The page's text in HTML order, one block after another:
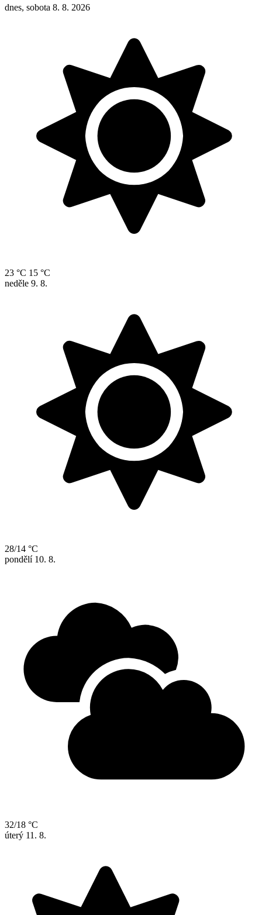
dnes, sobota 8. 8. 2026
23 °C 15 °C
neděle 9. 8.
28/14 °C
pondělí 10. 8.
32/18 °C
úterý 11. 8.